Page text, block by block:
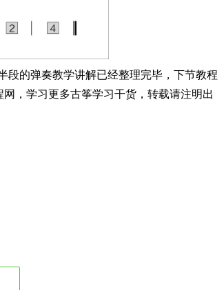
的弹奏教学讲解已经整理完毕，下节教程
网 ，学习更多古筝学习干货，转载请注明出